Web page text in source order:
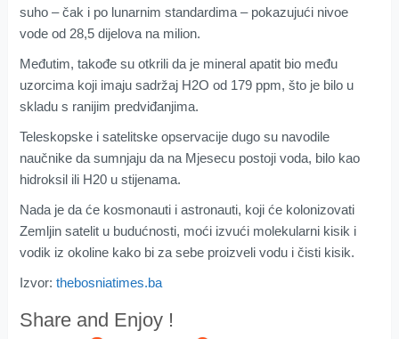
suho – čak i po lunarnim standardima – pokazujući nivoe
vode od 28,5 dijelova na milion.
Međutim, takođe su otkrili da je mineral apatit bio među
uzorcima koji imaju sadržaj H2O od 179 ppm, što je bilo u
skladu s ranijim predviđanjima.
Teleskopske i satelitske opservacije dugo su navodile
naučnike da sumnjaju da na Mjesecu postoji voda, bilo kao
hidroksil ili H20 u stijenama.
Nada je da će kosmonauti i astronauti, koji će kolonizovati
Zemljin satelit u budućnosti, moći izvući molekularni kisik i
vodik iz okoline kako bi za sebe proizveli vodu i čisti kisik.
Izvor: thebosniatimes.ba
Share and Enjoy !